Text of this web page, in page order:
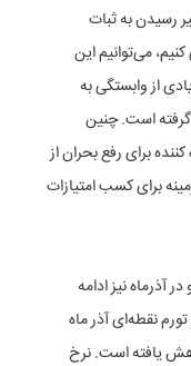
رسیدن به ثبات
می‌توانیم این
از وابستگی به
است. چنین
برای رفع بحران از
برای کسب امتیازات
آذرماه نیز ادامه
نقطه‌ای آذر ماه
واحد درصد کاهش یافته است. نرخ